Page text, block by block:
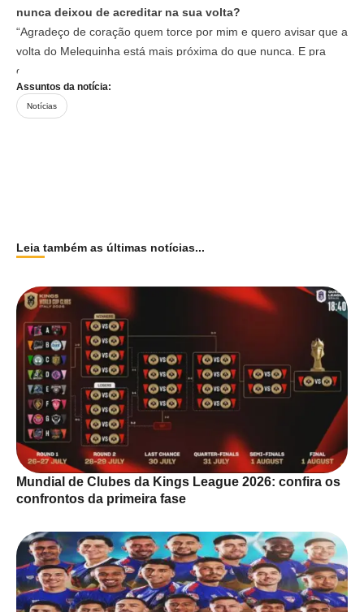
nunca deixou de acreditar na sua volta?
“Agradeço de coração quem torce por mim e quero avisar que a
volta do Melequinha está mais próxima do que nunca. E pra
quem torce contra, Deus abençoe.”
Assuntos da notícia:
Notícias
Leia também as últimas notícias...
Mundial de Clubes da Kings League 2026: confira os
confrontos da primeira fase